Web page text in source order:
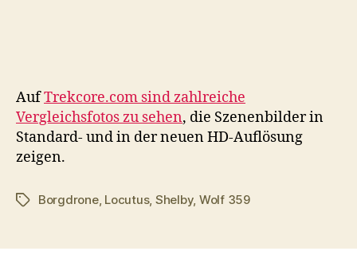
AufTrekcore.com sind zahlreiche
Vergleichsfotos zu sehen, die Szenenbilder in
Standard- und in der neuen HD-Auflösung
zeigen.
Schlagwörter
Borgdrone, Locutus, Shelby, Wolf 359